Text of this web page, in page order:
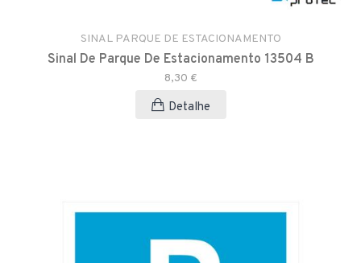
SINAL PARQUE DE ESTACIONAMENTO
Sinal De Parque De Estacionamento 13504 B
8,30 €
Detalhe